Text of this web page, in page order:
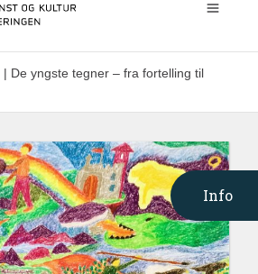
| De yngste tegner – fra fortelling til
Info